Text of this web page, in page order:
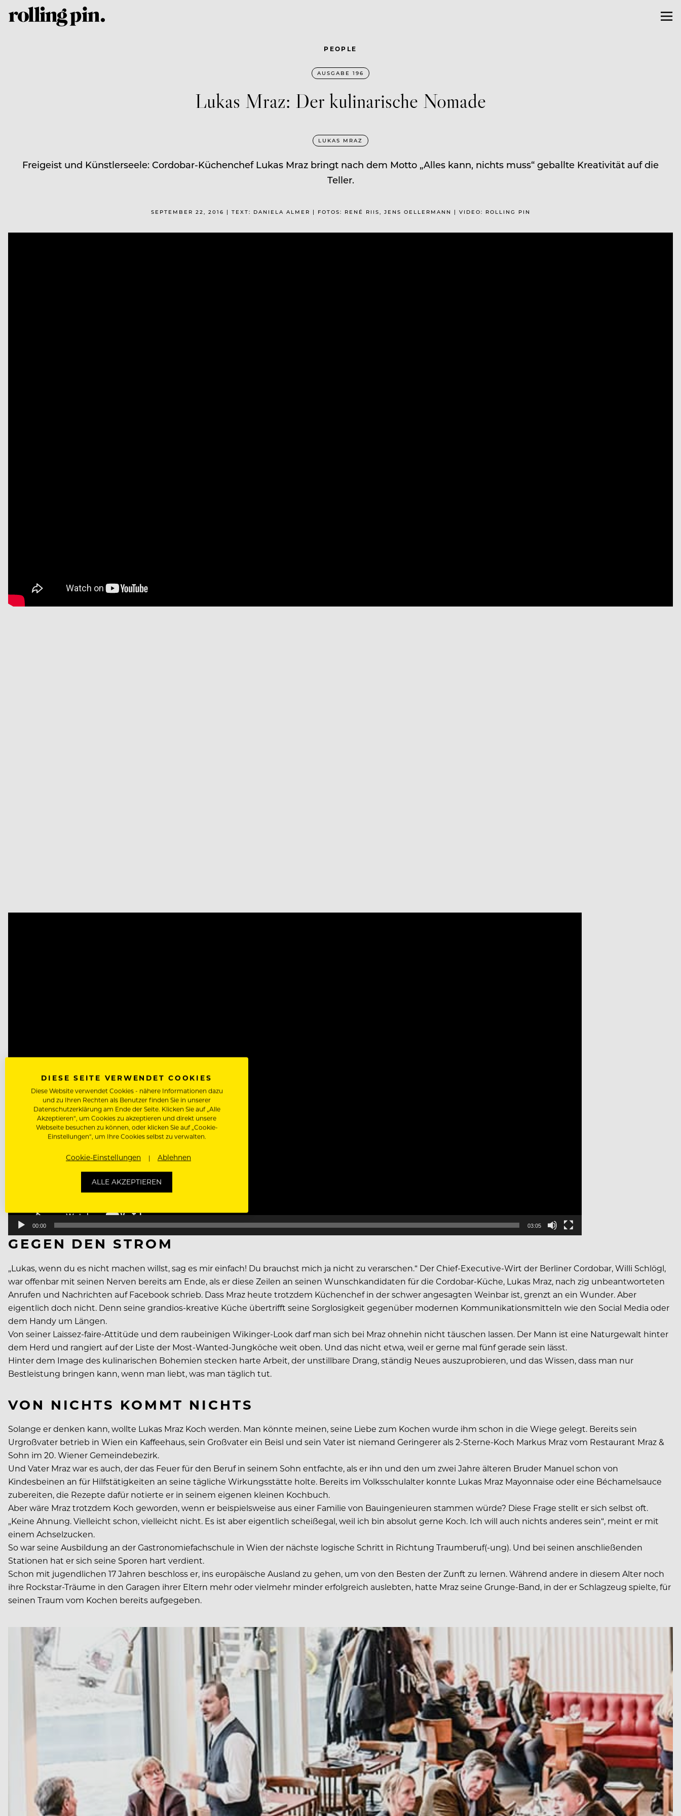
PEOPLE
AUSGABE 196
Lukas Mraz: Der kulinarische Nomade
LUKAS MRAZ
Freigeist und Künstlerseele: Cordobar-Küchenchef Lukas Mraz bringt nach dem Motto „Alles kann, nichts muss“ geballte Kreativität auf die
Teller.
SEPTEMBER 22, 2016 | TEXT: DANIELA ALMER | FOTOS: RENÉ RIIS, JENS OELLERMANN | VIDEO: ROLLING PIN
00:00 03:05
GEGEN DEN STROM
„Lukas, wenn du es nicht machen willst, sag es mir einfach! Du brauchst mich ja nicht zu verarschen.“ Der Chief-Executive-Wirt der Berliner Cordobar, Willi Schlögl,
war offenbar mit seinen Nerven bereits am Ende, als er diese Zeilen an seinen Wunschkandidaten für die Cordobar-Küche, Lukas Mraz, nach zig unbeantworteten
Anrufen und Nachrichten auf Facebook schrieb. Dass Mraz heute trotzdem Küchenchef in der schwer angesagten Weinbar ist, grenzt an ein Wunder. Aber
eigentlich doch nicht. Denn seine grandios-kreative Küche übertrifft seine Sorglosigkeit gegenüber modernen Kommunikationsmitteln wie den Social Media oder
dem Handy um Längen.
Von seiner Laissez-faire-Attitüde und dem raubeinigen Wikinger-Look darf man sich bei Mraz ohnehin nicht täuschen lassen. Der Mann ist eine Naturgewalt hinter
dem Herd und rangiert auf der Liste der Most-Wanted-Jungköche weit oben. Und das nicht etwa, weil er gerne mal fünf gerade sein lässt.
Hinter dem Image des kulinarischen Bohemien stecken harte Arbeit, der unstillbare Drang, ständig Neues auszuprobieren, und das Wissen, dass man nur
Bestleistung bringen kann, wenn man liebt, was man täglich tut.
VON NICHTS KOMMT NICHTS
Solange er denken kann, wollte Lukas Mraz Koch werden. Man könnte meinen, seine Liebe zum Kochen wurde ihm schon in die Wiege gelegt. Bereits sein
Urgroßvater betrieb in Wien ein Kaffeehaus, sein Großvater ein Beisl und sein Vater ist niemand Geringerer als 2-Sterne-Koch Markus Mraz vom Restaurant Mraz &
Sohn im 20. Wiener Gemeindebezirk.
Und Vater Mraz war es auch, der das Feuer für den Beruf in seinem Sohn entfachte, als er ihn und den um zwei Jahre älteren Bruder Manuel schon von
Kindesbeinen an für Hilfstätigkeiten an seine tägliche Wirkungsstätte holte. Bereits im Volksschulalter konnte Lukas Mraz Mayonnaise oder eine Béchamelsauce
zubereiten, die Rezepte dafür notierte er in seinem eigenen kleinen Kochbuch.
Aber wäre Mraz trotzdem Koch geworden, wenn er beispielsweise aus einer Familie von Bauingenieuren stammen würde? Diese Frage stellt er sich selbst oft.
„Keine Ahnung. Vielleicht schon, vielleicht nicht. Es ist aber eigentlich scheißegal, weil ich bin absolut gerne Koch. Ich will auch nichts anderes sein“, meint er mit
einem Achselzucken.
So war seine Ausbildung an der Gastronomiefachschule in Wien der nächste logische Schritt in Richtung Traumberuf(-ung). Und bei seinen anschließenden
Stationen hat er sich seine Sporen hart verdient.
Schon mit jugendlichen 17 Jahren beschloss er, ins europäische Ausland zu gehen, um von den Besten der Zunft zu lernen. Während andere in diesem Alter noch
ihre Rockstar-Träume in den Garagen ihrer Eltern mehr oder vielmehr minder erfolgreich auslebten, hatte Mraz seine Grunge-Band, in der er Schlagzeug spielte, für
seinen Traum vom Kochen bereits aufgegeben.
DIESE SEITE VERWENDET COOKIES
Diese Website verwendet Cookies - nähere Informationen dazu
und zu Ihren Rechten als Benutzer finden Sie in unserer
Datenschutzerklärung am Ende der Seite. Klicken Sie auf „Alle
Akzeptieren“, um Cookies zu akzeptieren und direkt unsere
Webseite besuchen zu können, oder klicken Sie auf „Cookie-
Einstellungen“, um Ihre Cookies selbst zu verwalten.
Cookie-Einstellungen Ablehnen
ALLE AKZEPTIEREN